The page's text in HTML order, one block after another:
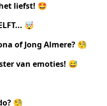
liefst! 🤩
🤯
of Jong Almere? 🧐
van emoties! 😅
🧐